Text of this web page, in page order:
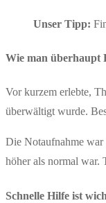
Unser Tipp:
Wie man überhaupt
Vor kurzem erlebte,
überwältigt wurde.
Die Notaufnahme war
höher als normal war.
Schnelle Hilfe ist